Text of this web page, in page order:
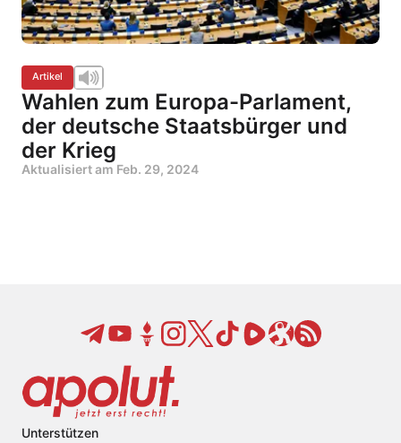
Artikel
Wahlen zum Europa-Parlament,
der deutsche Staatsbürger und
der Krieg
Aktualisiert am Feb. 29, 2024
Unterstützen